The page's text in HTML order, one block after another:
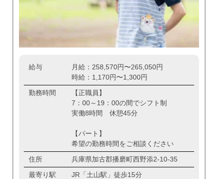
給与
月給：258,570円〜265,050円
時給：1,170円〜1,300円
勤務時間
【正職員】
7：00～19：00の間でシフト制
実働8時間 休憩45分
【パート】
希望の勤務時間をご相談ください
住所
兵庫県加古郡播磨町西野添2-10-35
最寄り駅
JR「土山駅」徒歩15分